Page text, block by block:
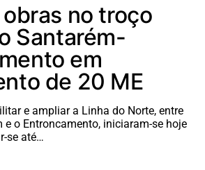
no troço
Santarém-
em
de 20 ME
e ampliar a Linha do Norte, entre
e o Entroncamento, iniciaram-se hoje
se até…